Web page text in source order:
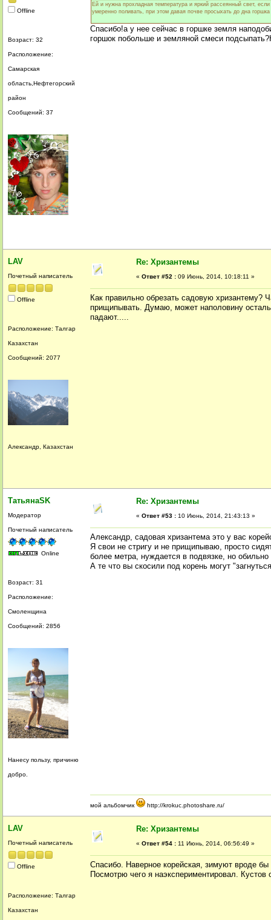
Offline
Возраст: 32
Расположение:
Самарская
область,Нефтегорский
район
Сообщений: 37
Ей и нужна прохладная температура и яркий рассеянный свет,
умеренно поливать, при этом давая почве просыхать до дна горшка
Спасибо!а у нее сейчас в горшке земля
горшок побольше и земляной смеси
LAV
Почетный написатель
Offline
Расположение: Талгар
Казахстан
Сообщений: 2077
Александр, Казахстан
Re: Хризантемы
« Ответ #52 : 09 Июнь, 2014, 10:18:11 »
Как правильно обрезать садовую хризантему?
прищипывать. Думаю, может наполовину
падают.....
ТатьянаSK
Модератор
Почетный написатель
Online
Возраст: 31
Расположение:
Смоленщина
Сообщений: 2856
Нанесу пользу, причиню
добро.
Re: Хризантемы
« Ответ #53 : 10 Июнь, 2014, 21:43:13 »
Александр, садовая хризантема это у вас
Я свои не стригу и не прищипываю, просто
более метра, нуждается в подвязке, но
А те что вы скосили под корень могут
мой альбомчик http://krokuc.photoshare.ru/
LAV
Почетный написатель
Offline
Расположение: Талгар
Казахстан
Re: Хризантемы
« Ответ #54 : 11 Июнь, 2014, 06:56:49 »
Cпасибо. Наверное корейская, зимуют вроде
Посмотрю чего я наэкспериментировал. Кустов